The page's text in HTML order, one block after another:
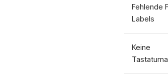
Fehlende
Labels
Keine